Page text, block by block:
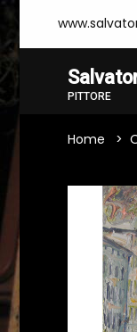
PITTORE
Home